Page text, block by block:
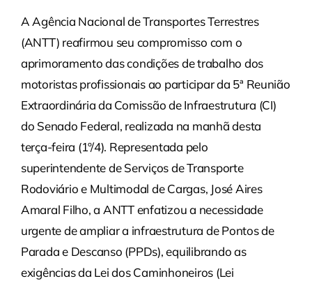
A Agência Nacional de Transportes Terrestres
(ANTT) reafirmou seu compromisso com o
aprimoramento das condições de trabalho dos
motoristas profissionais ao participar da 5ª Reunião
Extraordinária da Comissão de Infraestrutura (CI)
do Senado Federal, realizada na manhã desta
terça-feira (1º/4). Representada pelo
superintendente de Serviços de Transporte
Rodoviário e Multimodal de Cargas, José Aires
Amaral Filho, a ANTT enfatizou a necessidade
urgente de ampliar a infraestrutura de Pontos de
Parada e Descanso (PPDs), equilibrando as
exigências da Lei dos Caminhoneiros (Lei